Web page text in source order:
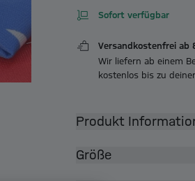
Sofort verfügbar
Versandkostenfrei ab
Wir liefern ab einem
kostenlos bis zu
Produkt
Größe